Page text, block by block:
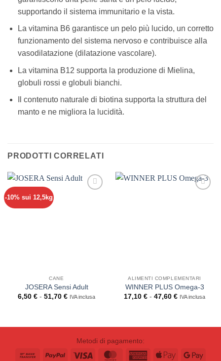
supportando il sistema immunitario e la vista.
La vitamina B6 garantisce un pelo più lucido, un corretto
funzionamento del sistema nervoso e contribuisce alla
vasodilatazione (dilatazione vascolare).
La vitamina B12 supporta la produzione di Mielina,
globuli rossi e globuli bianchi.
Il contenuto naturale di biotina supporta la struttura del
manto e ne migliora la lucidità.
PRODOTTI CORRELATI
-10% sui 12,5kg
CANE
JOSERA Sensi Adult
6,50 € - 51,70 €Fascia
a
IVA inclusa
ALIMENTI COMPLEMENTARI
WINNER PLUS Omega-3
17,10 € - 47,60 €Fascia
a
IVA inclusa
Metodi di pagamento:
Bank
PayPal Visa MasterCardAmericanApple